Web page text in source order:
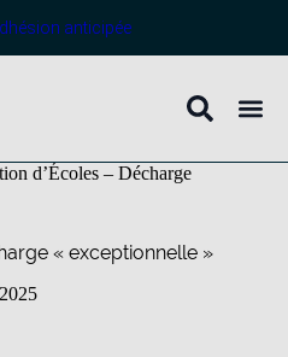
anticipée
d’Écoles – Décharge
« exceptionnelle »